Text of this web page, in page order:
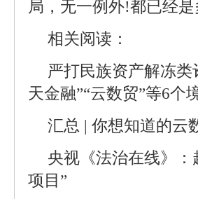
局，无一例外!都已经
相关阅读：
严打民族资产解冻
天金融”“云数贸”等6个
汇总 | 你想知道的云
央视《法治在线》：
项目”